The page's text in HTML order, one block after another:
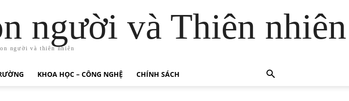
người và Thiên nhiên
người và thiên nhiên
KHOA HỌC – CÔNG NGHỆ CHÍNH SÁCH